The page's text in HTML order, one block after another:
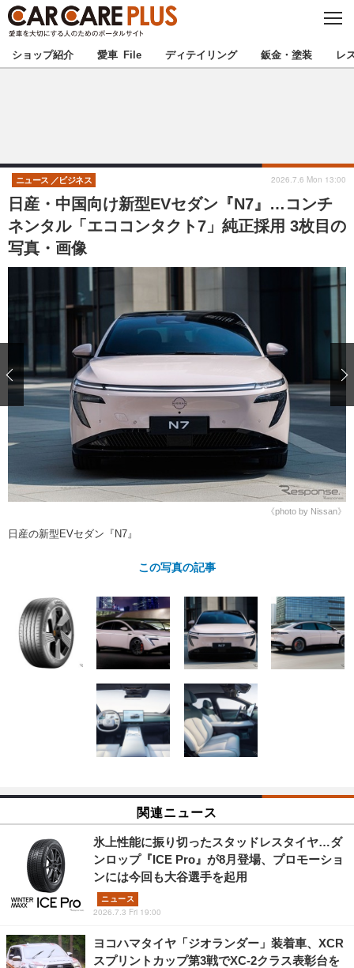
C
S
E
★カーケアプラス認定★ 厳選プロショップを地域から探す
甲信越 北陸
東海 関西
中国
ショップレポート 愛車 File
自動車豆知識 ストップ！不具合修理＆粗悪修理
鈑金・塗装
ディテイリング
ディテイリング 洗車
ヘッドライト磨き コーティング
フィルム・ラッピング
鈑金・塗装
小キズ直し 防錆
ストップ 不具合修理＆粗悪修理
カーメーカー「旧車」関連プロジェ
クト
コラム
ショップ紹介
ショップレポート プロショップ検索
レストア
ェクト
ショップ紹介 愛車 File ディテイリング 鈑金・塗装 レ
日産・中国向け新型EVセダン『N7』…コンチ
ネンタル「エココンタクト7」純正採用 3枚目の
写真・画像
ニュース ビジネス 2026.7.6 Mon 13:00
《photo by Nissan》
日産の新型EVセダン『N7』
この写真の記事
関連ニュース
氷上性能に振り切ったスタッドレスタイヤ…ダ
ンロップ『ICE Pro』が8月登場、プロモーショ
ンには今回も大谷選手を起用
ニュース
2026.7.3 Fri 19:00
ヨコハマタイヤ「ジオランダー」装着車、XCR
スプリントカップ第3戦でXC-2クラス表彰台を